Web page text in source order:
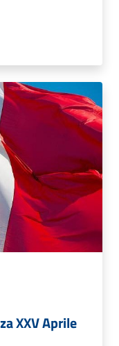
XXV Aprile